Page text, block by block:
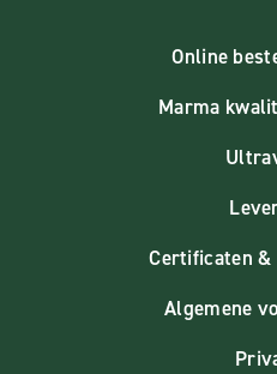
Online
Marma
Certificaten
Algemene